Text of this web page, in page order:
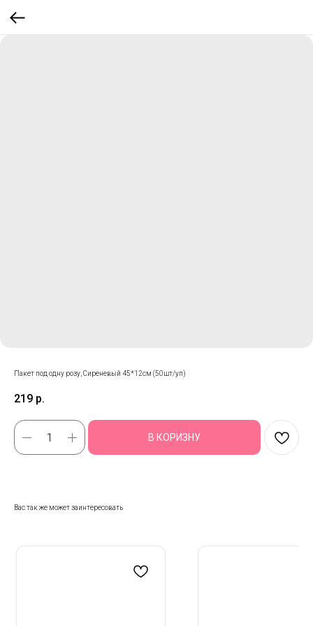
Пакет под одну розу, Сиреневый 45*12см (50шт/уп)
219 р.
В КОРИЗНУ
Вас так же может заинтересовать